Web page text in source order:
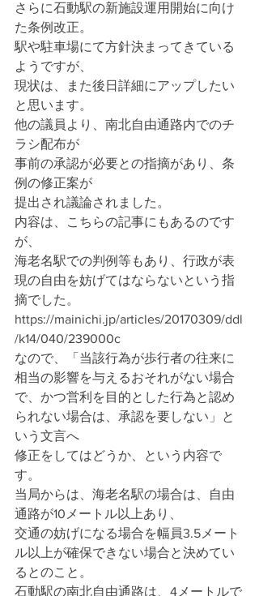
さらに石動駅の新施設運用開始に向け
た条例改正。
駅や駐車場にて方針決まってきている
ようですが、
現状は、また後日詳細にアップしたい
と思います。
他の議員より、南北自由通路内でのチ
ラシ配布が
事前の承認が必要との指摘があり、条
例の修正案が
提出され議論されました。
内容は、こちらの記事にもあるのです
が、
海老名駅での判例等もあり、行政が表
現の自由を妨げてはならないという指
摘でした。
https://mainichi.jp/articles/20170309/ddl
/k14/040/239000c
なので、「当該行為が歩行者の往来に
相当の影響を与えるおそれがない場合
で、かつ営利を目的とした行為と認め
られない場合は、承認を要しない」と
いう文言へ
修正をしてはどうか、という内容で
す。
当局からは、海老名駅の場合は、自由
通路が10メートル以上あり、
交通の妨げになる場合を幅員3.5メート
ル以上が確保できない場合と決めてい
るとのこと。
石動駅の南北自由通路は、4メートルで